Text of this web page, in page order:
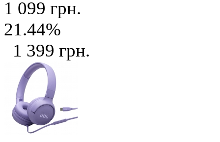
1 099 грн.
21.44%
1 399 грн.